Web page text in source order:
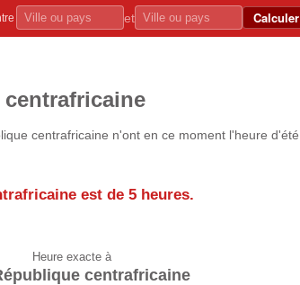
et Calculer
centrafricaine n'ont en ce moment l'heure d'été
est de 5 heures.
Heure exacte à
centrafricaine